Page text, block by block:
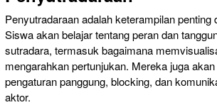
Penyutradaraan adalah keterampilan penting
Siswa akan belajar tentang peran dan
sutradara, termasuk bagaimana
mengarahkan pertunjukan. Mereka juga
pengaturan panggung, blocking, dan
aktor.